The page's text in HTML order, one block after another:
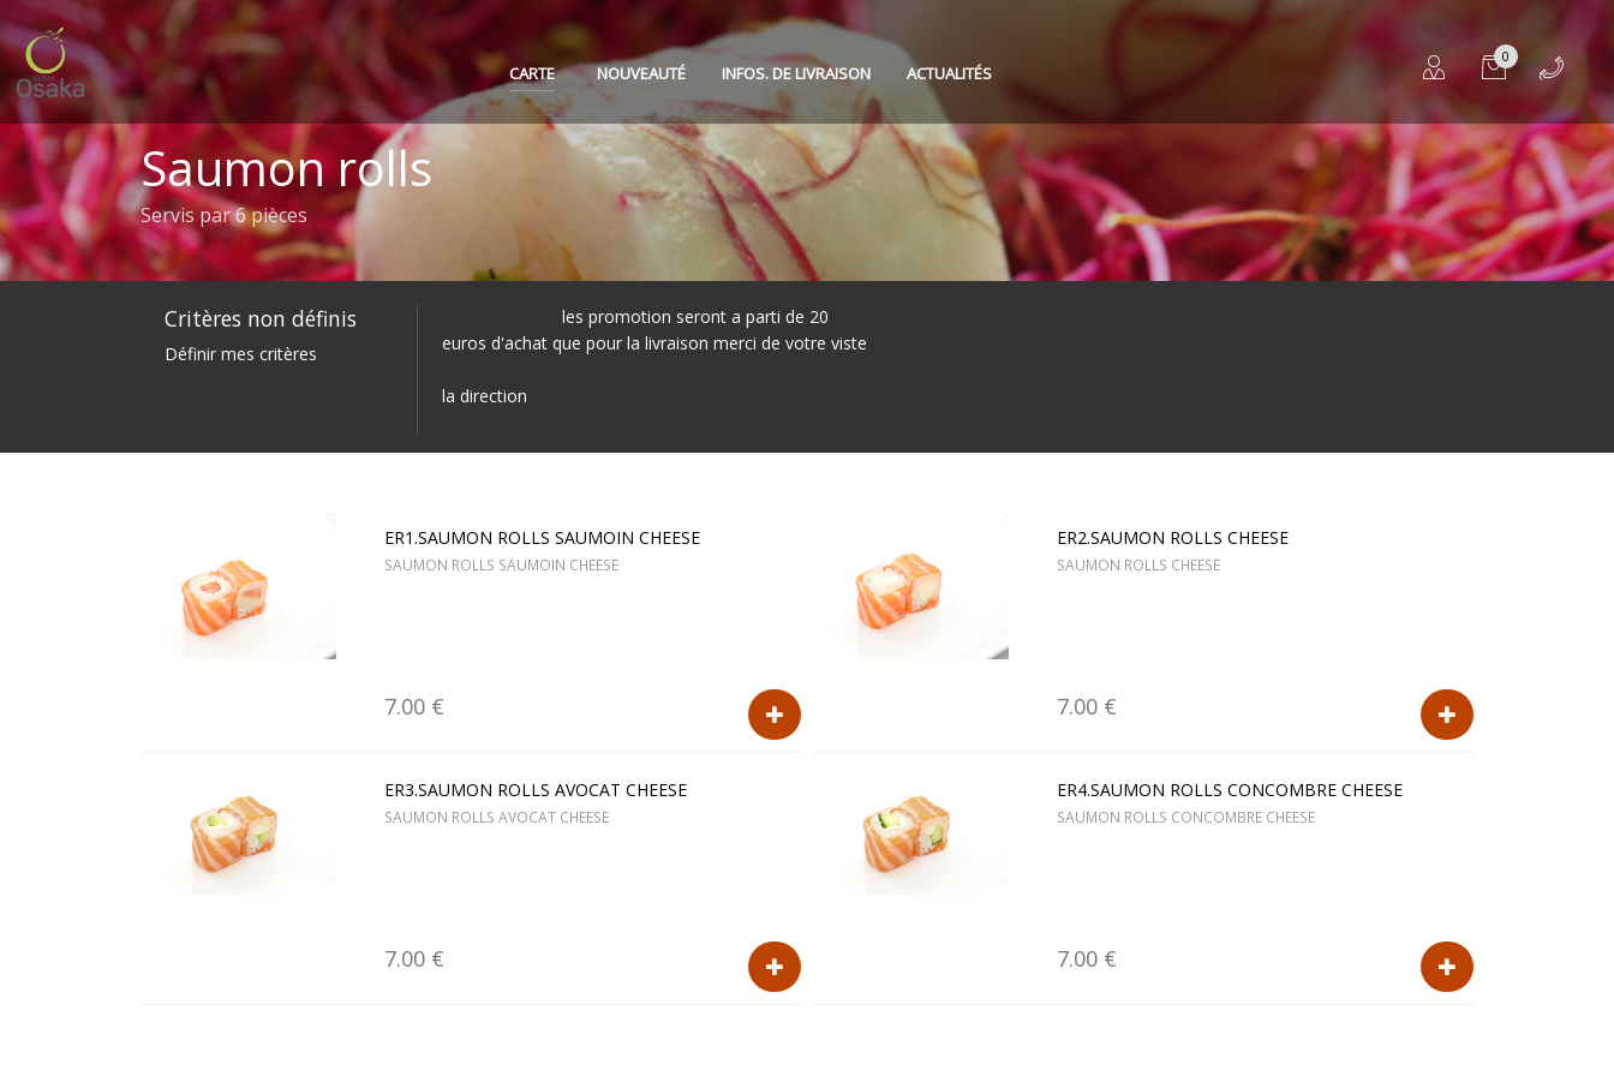
CARTE NOUVEAUTÉ INFOS. DE LIVRAISON ACTUALITÉS
0
Saumon rolls
Servis par 6 pièces
Critères non définis
Définir mes critères
les promotion seront a parti de 20
euros d'achat que pour la livraison merci de votre viste
la direction
ER1.SAUMON ROLLS SAUMOIN CHEESE
SAUMON ROLLS SAUMOIN CHEESE
7.00 €
ER2.SAUMON ROLLS CHEESE
SAUMON ROLLS CHEESE
7.00 €
ER3.SAUMON ROLLS AVOCAT CHEESE
SAUMON ROLLS AVOCAT CHEESE
7.00 €
ER4.SAUMON ROLLS CONCOMBRE CHEESE
SAUMON ROLLS CONCOMBRE CHEESE
7.00 €